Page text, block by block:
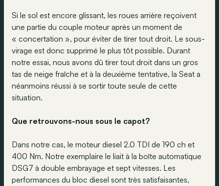
Si le sol est encore glissant, les roues arrière reçoivent
une partie du couple moteur après un moment de
« concertation », pour éviter de tirer tout droit. Le sous-
virage est donc supprimé le plus tôt possible. Durant
notre essai, nous avons dû tirer tout droit dans un gros
tas de neige fraîche et à la deuxième tentative, la Seat a
néanmoins réussi à se sortir toute seule de cette
situation.
Que retrouvons-nous sous le capot?
Dans notre cas, le moteur diesel 2.0 TDI de 190 ch et
400 Nm. Notre exemplaire le liait à la boîte automatique
DSG7 à double embrayage et sept vitesses. Les
performances du bloc diesel sont très satisfaisantes,